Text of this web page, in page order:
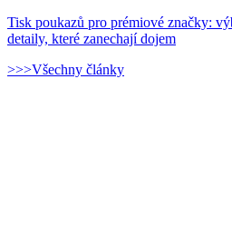
Tisk poukazů pro prémiové značky:
detaily, které zanechají dojem
>>>Všechny články